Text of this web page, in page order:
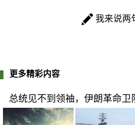
我来说两
更多精彩内容
总统见不到领袖，伊朗革命卫